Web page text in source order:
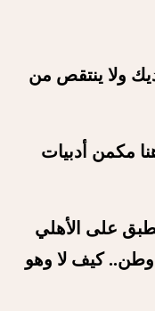
ولا ينتقص من
مكمن أدبيات
على الأهلي
وطن.. كيف لا وهو